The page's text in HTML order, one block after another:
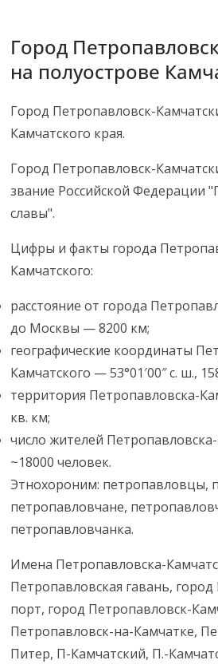
Город
на полуострове
Город Петропавловск-
Камчатского края.
Город Петропавловск-
звание Российской Федерации
славы".
Цифры и факты города
Камчатского:
расстояние от города
до Москвы — 8200 км;
географические координаты
Камчатского — 53°01′00″ с. ш.,
территория Петропавловска-
кв. км;
число жителей
~18000 человек.
Этнохороним: петропавловцы,
петропавловчане,
петропавловчанка.
Имена Петропавловска-
Петропавловская гавань,
порт, город Петропавловск-
Петропавловск-на-Камчатке,
Питер, П-Камчатский, П.-